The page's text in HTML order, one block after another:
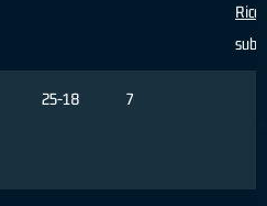
25-18 7